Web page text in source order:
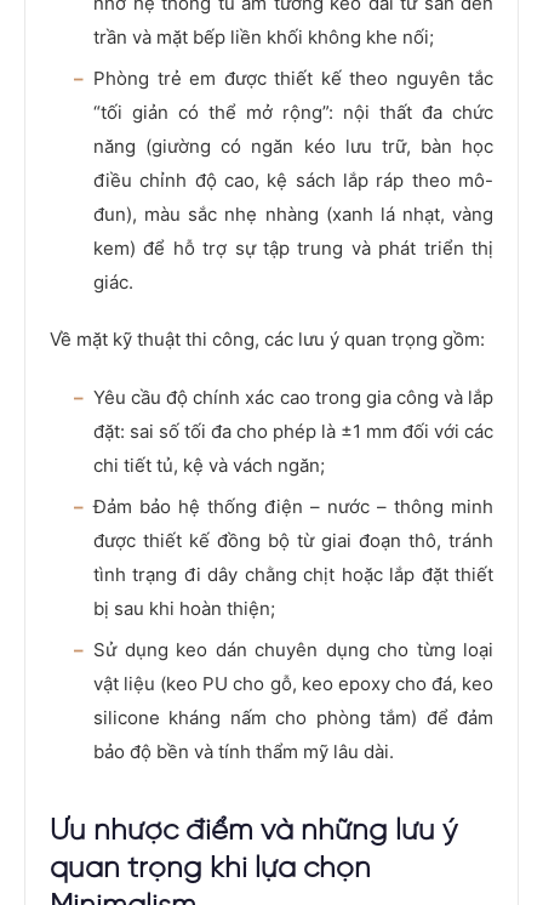
trần và mặt bếp liền khối không khe nối;
Phòng trẻ em được thiết kế theo nguyên tắc
“tối giản có thể mở rộng”: nội thất đa chức
năng (giường có ngăn kéo lưu trữ, bàn học
điều chỉnh độ cao, kệ sách lắp ráp theo mô-
đun), màu sắc nhẹ nhàng (xanh lá nhạt, vàng
kem) để hỗ trợ sự tập trung và phát triển thị
giác.
Về mặt kỹ thuật thi công, các lưu ý quan trọng gồm:
Yêu cầu độ chính xác cao trong gia công và lắp
đặt: sai số tối đa cho phép là ±1 mm đối với các
chi tiết tủ, kệ và vách ngăn;
Đảm bảo hệ thống điện – nước – thông minh
được thiết kế đồng bộ từ giai đoạn thô, tránh
tình trạng đi dây chằng chịt hoặc lắp đặt thiết
bị sau khi hoàn thiện;
Sử dụng keo dán chuyên dụng cho từng loại
vật liệu (keo PU cho gỗ, keo epoxy cho đá, keo
silicone kháng nấm cho phòng tắm) để đảm
bảo độ bền và tính thẩm mỹ lâu dài.
Ưu nhược điểm và những lưu ý
quan trọng khi lựa chọn